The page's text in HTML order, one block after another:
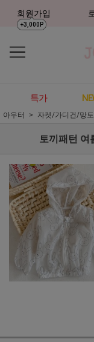
회원가입
+3,000P
특가
아우터 자켓/가디건/망토
토끼패턴 여